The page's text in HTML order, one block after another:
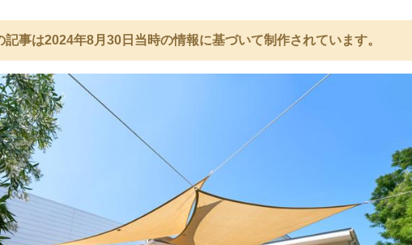
記事は2024年8月30日当時の情報に基づいて制作されています。